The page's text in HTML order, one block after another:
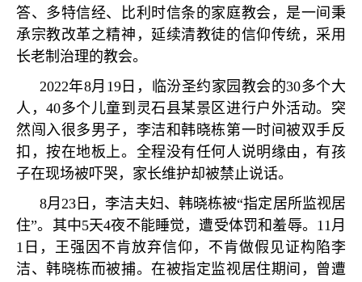
答、多特信经、比利时信条的家庭教会，是一间秉
承宗教改革之精神，延续清教徒的信仰传统，采用
长老制治理的教会。
2022年8月 19日，临汾圣约家园教会的30多个大
人，40多个儿童到灵石县某景区进行户外活动。突
然闯入很多男子，李洁和韩晓栋第一时间被双手反
扣，按在地板上。全程没有任何人说明缘由，有孩
子在现场被吓哭，家长维护却被禁止说话。
8月23 日，李洁夫妇、韩晓栋被“指定居所监视居
住”。其中5天4夜不能睡觉，遭受体罚和羞辱。 11月
1 日，王强因不肯放弃信仰，不肯做假见证构陷李
洁、韩晓栋而被捕。在被指定监视居住期间，曾遭